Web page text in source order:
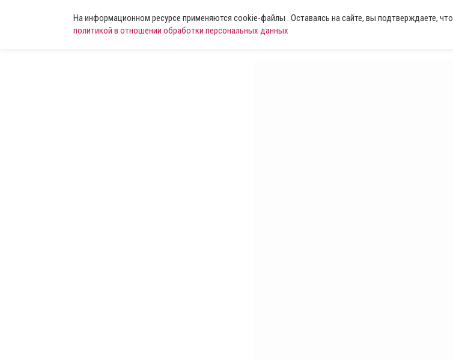
На информационном ресурсе применяются cookie-файлы . Оставаясь на сайте, вы подтверждаете, что
политикой в отношении обработки персональных данных